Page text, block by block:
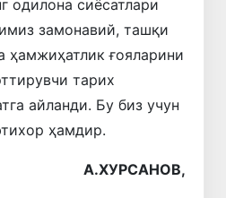
одилона сиёсатлари
замонавий, ташқи
ҳамжиҳатлик ғояларини
тарих
айланди. Бу биз учун
ҳамдир.
А.ХУРСАНОВ,